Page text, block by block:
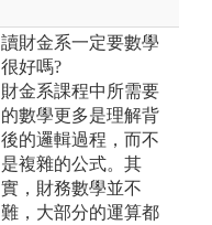
讀財金系一定要數學
很好嗎?
財金系課程中所需要
的數學更多是理解背
後的邏輯過程，而不
是複雜的公式。其
實，財務數學並不
難，大部分的運算都